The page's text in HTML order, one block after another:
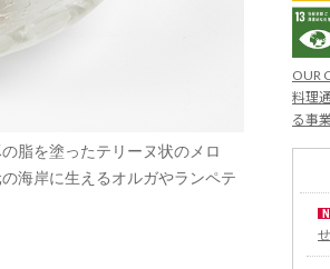
脂を塗ったテリーヌ状のメロ
海岸に生えるオルガやランペテ
OUR
料理
る事
せ